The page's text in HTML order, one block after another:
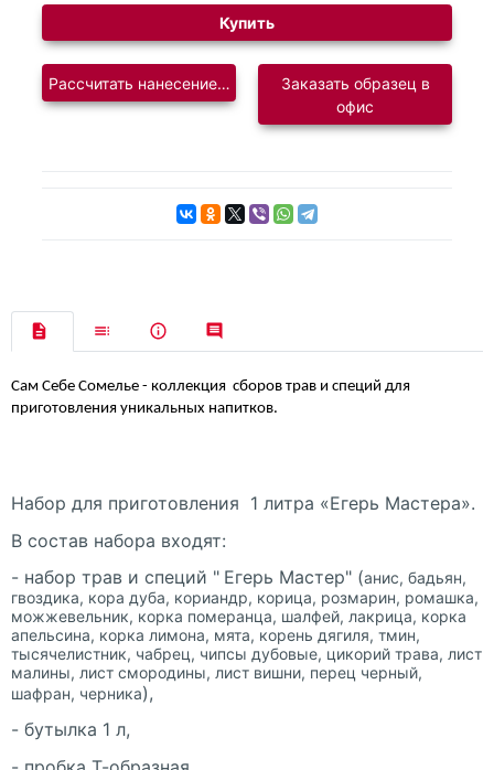
Купить
Рассчитать нанесение логотипаЗаказать образец в
офис
Сам Себе Сомелье - коллекция сборов трав и специй для
приготовления уникальных напитков.
Набор для приготовления 1 литра «Егерь Мастера».
В состав набора входят:
- набор трав и специй " Егерь Мастер" (анис, бадьян,
гвоздика, кора дуба, кориандр, корица, розмарин, ромашка,
можжевельник, корка померанца, шалфей, лакрица, корка
апельсина, корка лимона, мята, корень дягиля, тмин,
тысячелистник, чабрец, чипсы дубовые, цикорий трава, лист
малины, лист смородины, лист вишни, перец черный,
шафран, черника),
- бутылка 1 л,